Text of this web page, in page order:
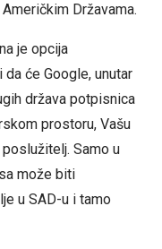
Državama.
je opcija
da će Google, unutar
država potpisnica
prostoru, Vašu
Samo u
može biti
u SAD-u i tamo